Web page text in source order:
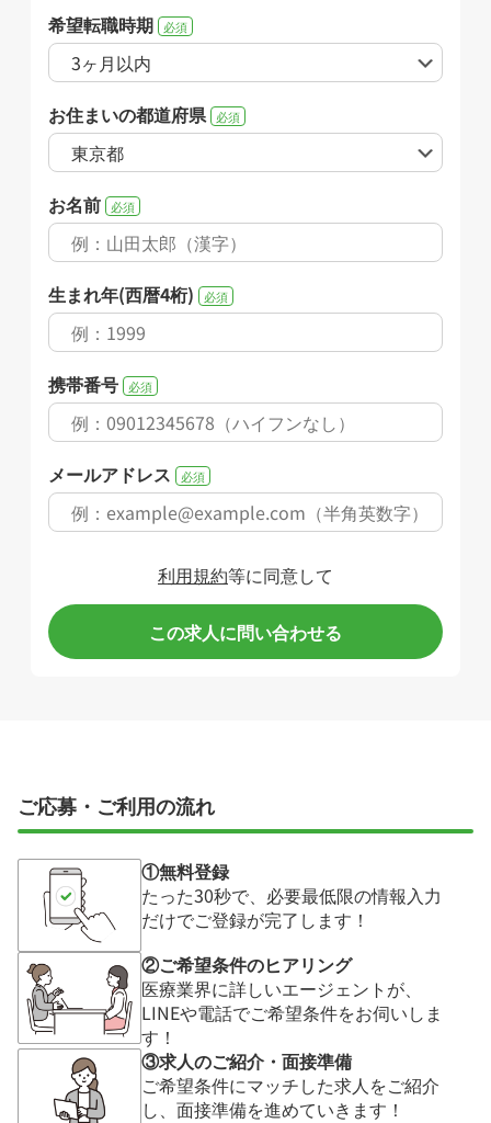
希望転職時期 必須
お住まいの都道府県 必須
お名前 必須
生まれ年(西暦4桁) 必須
携帯番号 必須
メールアドレス 必須
利用規約等に同意して
この求人に問い合わせる
ご応募・ご利用の流れ
①無料登録
たった30秒で、必要最低限の情報入力
だけでご登録が完了します！
②ご希望条件のヒアリング
医療業界に詳しいエージェントが、
LINEや電話でご希望条件をお伺いしま
す！
③求人のご紹介・面接準備
ご希望条件にマッチした求人をご紹介
し、面接準備を進めていきます！